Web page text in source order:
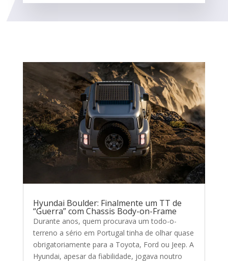
Hyundai Boulder: Finalmente um TT de
“Guerra” com Chassis Body-on-Frame
Durante anos, quem procurava um todo-o-
terreno a sério em Portugal tinha de olhar quase
obrigatoriamente para a Toyota, Ford ou Jeep. A
Hyundai, apesar da fiabilidade, jogava noutro